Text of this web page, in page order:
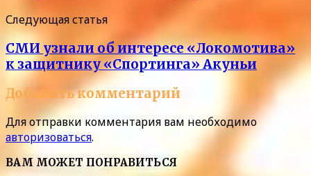
Следующая статья
СМИ узнали об интересе «Локомотива»
к защитнику «Спортинга» Акуньи
Добавить комментарий
Для отправки комментария вам необходимо
авторизоваться.
ВАМ МОЖЕТ ПОНРАВИТЬСЯ